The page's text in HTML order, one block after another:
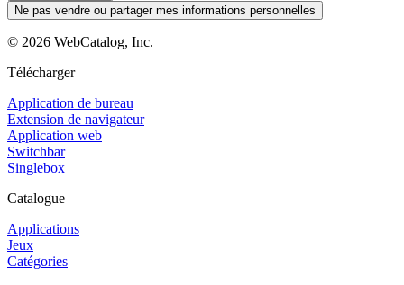
Ne pas vendre ou partager mes informations personnelles
© 2026 WebCatalog, Inc.
Télécharger
Application de bureau
Extension de navigateur
Application web
Switchbar
Singlebox
Catalogue
Applications
Jeux
Catégories